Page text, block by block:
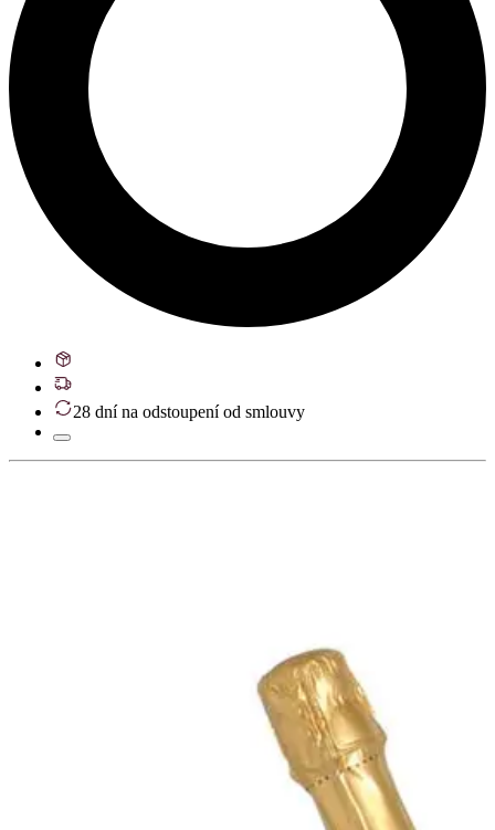
28 dní na odstoupení od smlouvy